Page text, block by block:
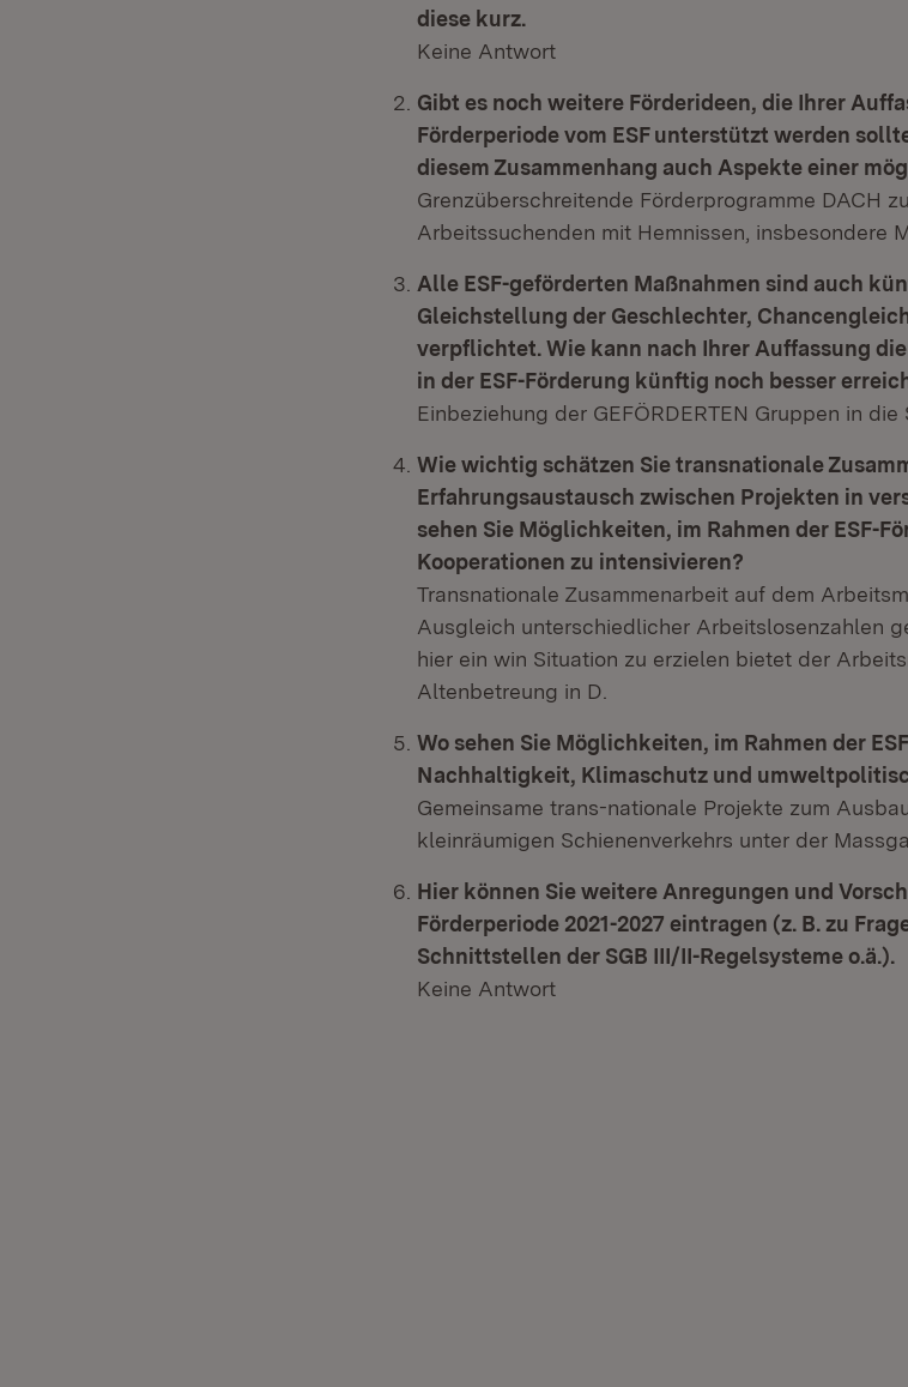
diese kurz.
Keine Antwort
Gibt es noch weitere Förderideen, die Ihrer
Förderperiode vom ESF unterstützt werden
diesem Zusammenhang auch Aspekte einer
Grenzüberschreitende Förderprogramme DACH
Arbeitssuchenden mit Hemnissen, insbesondere
Alle ESF-geförderten Maßnahmen sind auch
Gleichstellung der Geschlechter,
verpflichtet. Wie kann nach Ihrer Auffassung
in der ESF-Förderung künftig noch besser
Einbeziehung der GEFÖRDERTEN Gruppen in die
Wie wichtig schätzen Sie transnationale
Erfahrungsaustausch zwischen Projekten in
sehen Sie Möglichkeiten, im Rahmen der ESF-
Kooperationen zu intensivieren?
Transnationale Zusammenarbeit auf dem
Ausgleich unterschiedlicher Arbeitslosenzahlen
hier ein win Situation zu erzielen bietet der
Altenbetreung in D.
Wo sehen Sie Möglichkeiten, im Rahmen der
Nachhaltigkeit, Klimaschutz und
Gemeinsame trans-nationale Projekte zum
kleinräumigen Schienenverkehrs unter der
Hier können Sie weitere Anregungen und
Förderperiode 2021-2027 eintragen (z. B. zu
Schnittstellen der SGB III/II-Regelsysteme o.ä.).
Keine Antwort